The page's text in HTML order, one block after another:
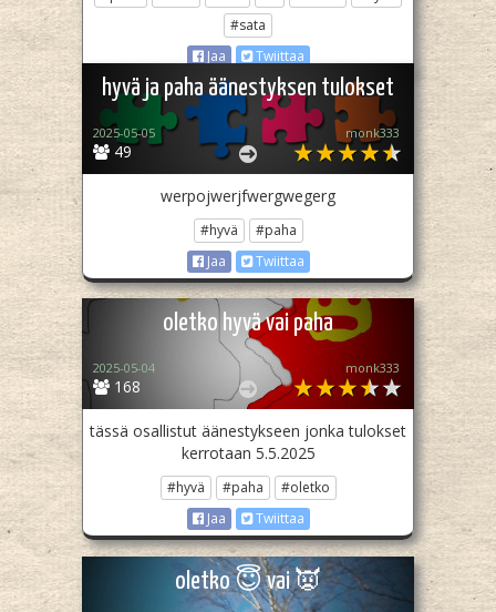
#sata
Jaa
Twiittaa
hyvä ja paha äänestyksen tulokset
49
2025-05-05 monk333
werpojwerjfwergwegerg
#hyvä
#paha
Jaa
Twiittaa
oletko hyvä vai paha
168
2025-05-04 monk333
tässä osallistut äänestykseen jonka tulokset
kerrotaan 5.5.2025
#hyvä #paha
#oletko
Jaa
Twiittaa
oletko 😇 vai 👿